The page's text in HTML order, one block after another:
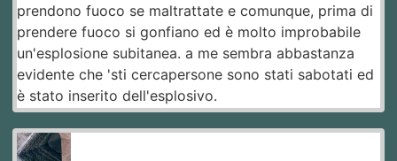
prendono fuoco se maltrattate e comunque, prima di
prendere fuoco si gonfiano ed è molto improbabile
un'esplosione subitanea. a me sembra abbastanza
evidente che 'sti cercapersone sono stati sabotati ed
è stato inserito dell'esplosivo.